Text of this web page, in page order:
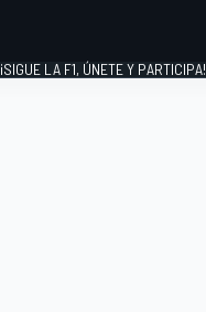
¡SIGUE LA F1, ÚNETE Y PARTICIPA!